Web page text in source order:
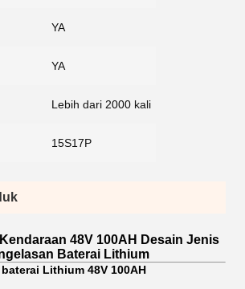
YA
YA
Lebih dari 2000 kali
15S17P
48V 100AH ​​Desain Jenis
Baterai Lithium
Lithium 48V 100AH